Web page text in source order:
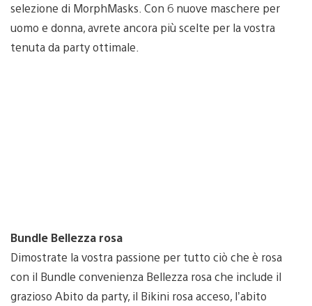
selezione di MorphMasks. Con 6 nuove maschere per
uomo e donna, avrete ancora più scelte per la vostra
tenuta da party ottimale.
Bundle Bellezza rosa
Dimostrate la vostra passione per tutto ciò che è rosa
con il Bundle convenienza Bellezza rosa che include il
grazioso Abito da party, il Bikini rosa acceso, l’abito